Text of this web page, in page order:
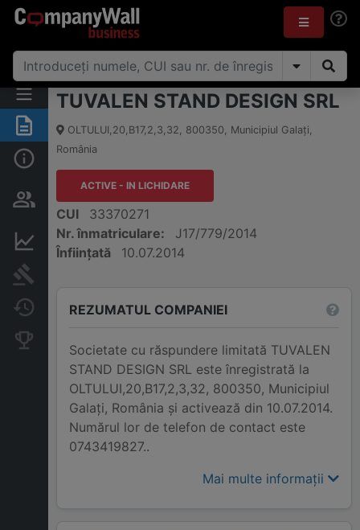
Rezumat
Persoane și structură de
proprietate
Informații financiare
Modificări
TUVALEN STAND DESIGN SRL
OLTULUI,20,B17,2,3,32, 800350, Municipiul Galaţi,
România
ACTIVE - IN LICHIDARE
CUI
33370271
Nr. înmatriculare:
J17/779/2014
Înființată
10.07.2014
REZUMATUL COMPANIEI
Societate cu răspundere limitată TUVALEN
STAND DESIGN SRL este înregistrată la
OLTULUI,20,B17,2,3,32, 800350, Municipiul
Galaţi, România și activează din 10.07.2014.
Numărul lor de telefon de contact este
0743419827..
Mai multe informații